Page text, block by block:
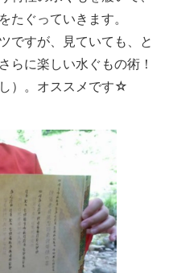
たぐっていきます。
ですが、見ていても、と
らに楽しい水ぐもの術！
）。オススメです☆